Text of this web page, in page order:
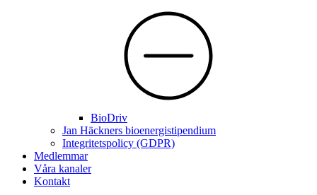
BioDriv
Jan Häckners bioenergistipendium
Integritetspolicy (GDPR)
Medlemmar
Våra kanaler
Kontakt